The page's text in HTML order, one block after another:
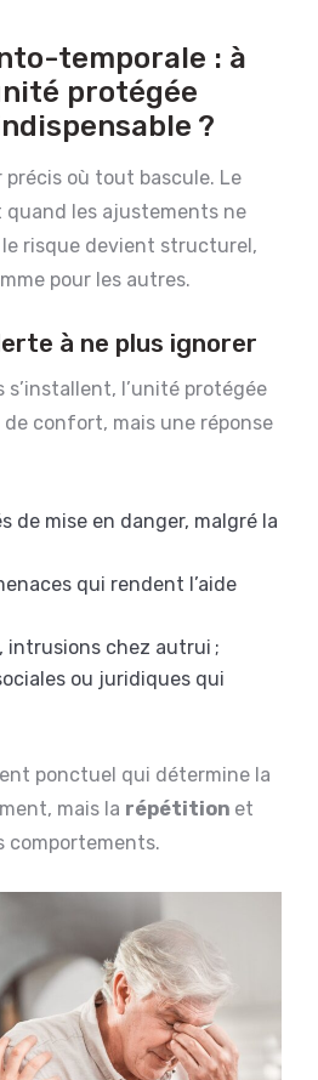
temporale : à
protégée
?
précis où tout bascule. Le
quand les ajustements ne
risque devient structurel,
pour les autres.
à ne plus ignorer
l’unité protégée
de confort, mais une réponse
de mise en danger, malgré la
qui rendent l’aide
intrusions chez autrui ;
ou juridiques qui
ponctuel qui détermine la
mais la répétition et
comportements.